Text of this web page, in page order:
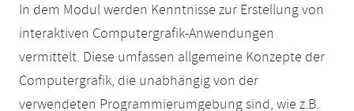
In dem Modul werden Kenntnisse zur Erstellung von
interaktiven Computergrafik-Anwendungen
vermittelt. Diese umfassen allgemeine Konzepte der
Computergrafik, die unabhängig von der
verwendeten Programmierumgebung sind, wie z.B.